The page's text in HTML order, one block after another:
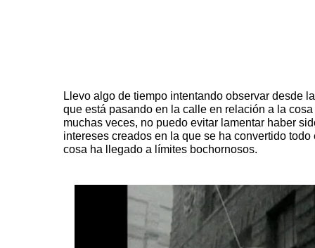
Llevo algo de tiempo intentando observar desde
que está pasando en la calle en relación a la
muchas veces, no puedo evitar lamentar haber
intereses creados en la que se ha convertido
cosa ha llegado a límites bochornosos.